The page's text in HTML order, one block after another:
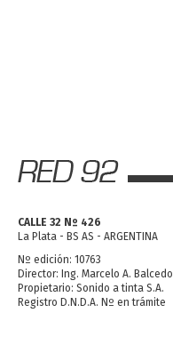
CALLE 32 Nº 426
La Plata - BS AS - ARGENTINA
Nº edición: 10763
Director: Ing. Marcelo A. Balcedo
Propietario: Sonido a tinta S.A.
Registro D.N.D.A. Nº en trámite